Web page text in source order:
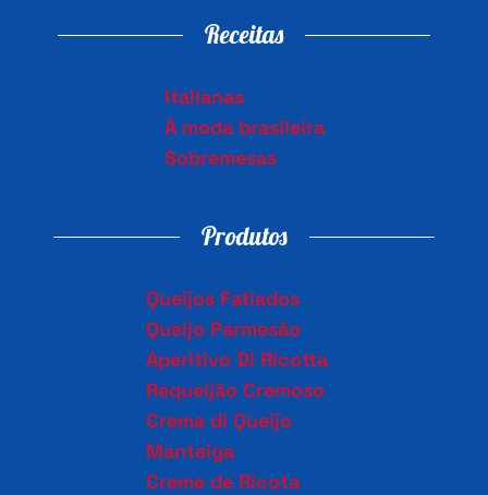
Receitas
Italianas
À moda brasileira
Sobremesas
Produtos
Queijos Fatiados
Queijo Parmesão
Aperitivo Di Ricotta
Requeijão Cremoso
Crema di Queijo
Manteiga
Creme de Ricota